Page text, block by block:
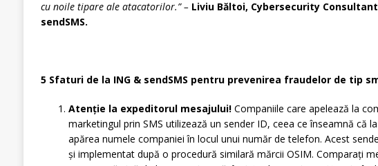
cu noile tipare ale atacatorilor.” – Liviu Băltoi, Cybersecurity
sendSMS.
5 Sfaturi de la ING & sendSMS pentru prevenirea fraudelor de tip
Atenție la expeditorul mesajului!Companiile care apelează la
marketingul prin SMS utilizează un sender ID, ceea ce înseamnă că
apărea numele companiei în locul unui număr de telefon. Acest
și implementat după o procedură similară mărcii OSIM. Comparați